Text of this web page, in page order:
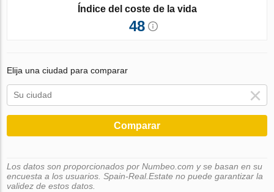
Índice del coste de la vida
48
Elija una ciudad para comparar
Comparar
Los datos son proporcionados por Numbeo.com y se basan en su
encuesta a los usuarios. Spain-Real.Estate no puede garantizar la
validez de estos datos.